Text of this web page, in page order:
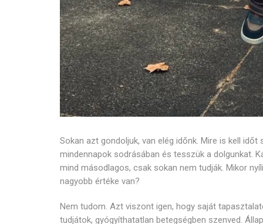
Sokan azt gondoljuk, van elég időnk. Mire is kell
mindennapok sodrásában és tesszük a dolgunkat.
mind másodlagos, csak sokan nem tudják. Mikor
nagyobb értéke van?
Nem tudom. Azt viszont igen, hogy saját
tudjátok, gyógyíthatatlan betegségben szenved.